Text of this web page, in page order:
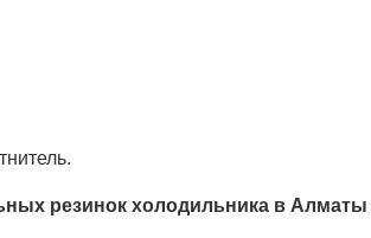
резинок холодильника в Алматы